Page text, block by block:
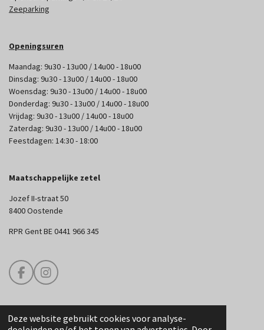
Deze website gebruikt cookies voor analyse-
Zeeparking
Openingsuren
Maandag: 9u30 - 13u00 / 14u00 - 18u00
Dinsdag: 9u30 - 13u00 / 14u00 - 18u00
Woensdag: 9u30 - 13u00 / 14u00 - 18u00
Donderdag: 9u30 - 13u00 / 14u00 - 18u00
Vrijdag: 9u30 - 13u00 / 14u00 - 18u00
Zaterdag: 9u30 - 13u00 / 14u00 - 18u00
Feestdagen: 14:30 - 18:00
Maatschappelijke zetel
Jozef II-straat 50
8400 Oostende
RPR Gent BE 0441 966 345
F
a
b
I
n
a
© 2025 Edouard Couture